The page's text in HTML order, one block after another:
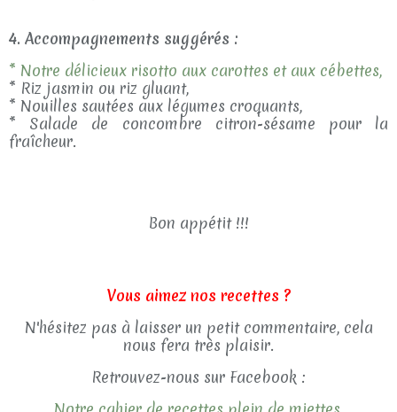
4. Accompagnements suggérés :
* Notre délicieux risotto aux carottes et aux cébettes,
* Riz jasmin ou riz gluant,
* Nouilles sautées aux légumes croquants,
* Salade de concombre citron-sésame pour la
fraîcheur.
Bon appétit !!!
Vous aimez nos recettes ?
N'hésitez pas à laisser un petit commentaire, cela
nous fera très plaisir.
Retrouvez-nous sur Facebook :